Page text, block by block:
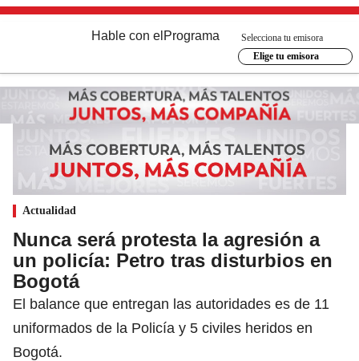
Hable con el Programa
Selecciona tu emisora
Elige tu emisora
Actualidad
Nunca será protesta la agresión a
un policía: Petro tras disturbios en
Bogotá
El balance que entregan las autoridades es de 11
uniformados de la Policía y 5 civiles heridos en
Bogotá.